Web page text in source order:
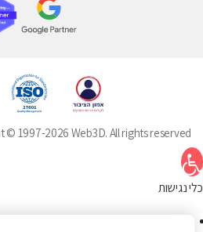
© 1997-2026 Web3D. All rights reserved
פתח סרגל נגישות
כלי נגישות